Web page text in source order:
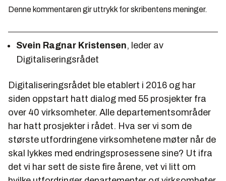
Denne kommentaren gir uttrykk for skribentens meninger.
Svein Ragnar Kristensen, leder av
Digitaliseringsrådet
Digitaliseringsrådet ble etablert i 2016 og har
siden oppstart hatt dialog med 55 prosjekter fra
over 40 virksomheter. Alle departementsområder
har hatt prosjekter i rådet. Hva ser vi som de
største utfordringene virksomhetene møter når de
skal lykkes med endringsprosessene sine? Ut ifra
det vi har sett de siste fire årene, vet vi litt om